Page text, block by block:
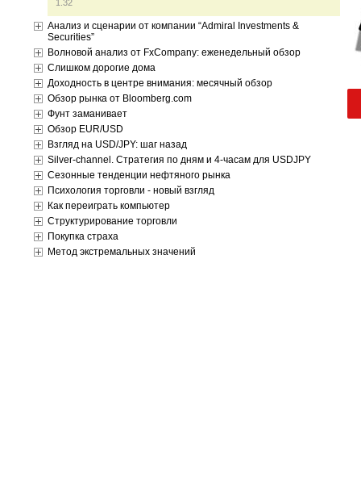
1.32
Анализ и сценарии от компании “Admiral Investments &
Securities”
Волновой анализ от FxCompany: еженедельный обзор
Слишком дорогие дома
Доходность в центре внимания: месячный обзор
Обзор рынка от Bloomberg.com
Фунт заманивает
Обзор EUR/USD
Взгляд на USD/JPY: шаг назад
Silver-channel. Стратегия по дням и 4-часам для USDJPY
Сезонные тенденции нефтяного рынка
Психология торговли - новый взгляд
Как переиграть компьютер
Структурирование торговли
Покупка страха
Метод экстремальных значений